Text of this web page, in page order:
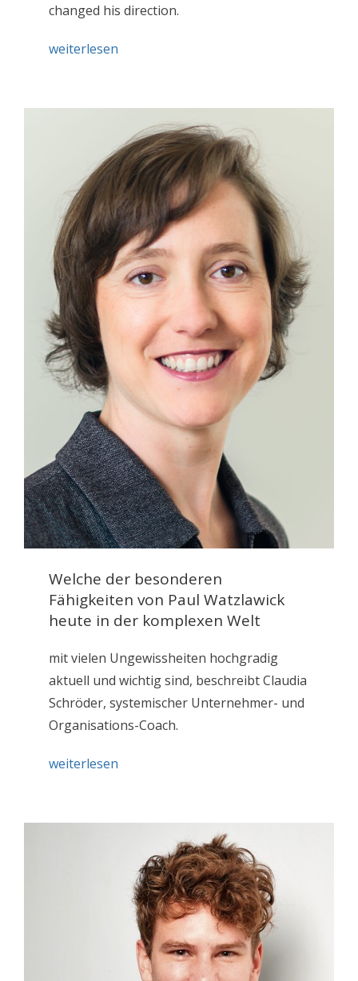
changed his direction.
weiterlesen
Welche der besonderen
Fähigkeiten von Paul Watzlawick
heute in der komplexen Welt
mit vielen Ungewissheiten hochgradig
aktuell und wichtig sind, beschreibt Claudia
Schröder, systemischer Unternehmer- und
Organisations-Coach.
weiterlesen